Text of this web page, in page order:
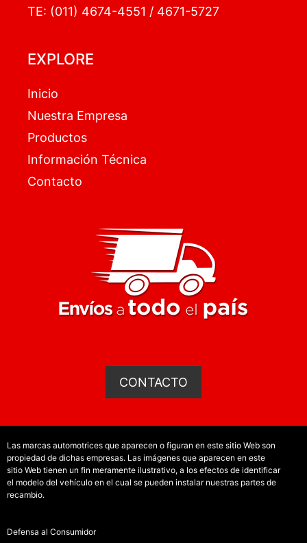
TE: (011) 4674-4551 / 4671-5727
EXPLORE
Inicio
Nuestra Empresa
Productos
Información Técnica
Contacto
CONTACTO
Las marcas automotrices que aparecen o figuran en este sitio Web son
propiedad de dichas empresas. Las imágenes que aparecen en este
sitio Web tienen un fin meramente ilustrativo, a los efectos de identificar
el modelo del vehículo en el cual se pueden instalar nuestras partes de
recambio.
Defensa al Consumidor